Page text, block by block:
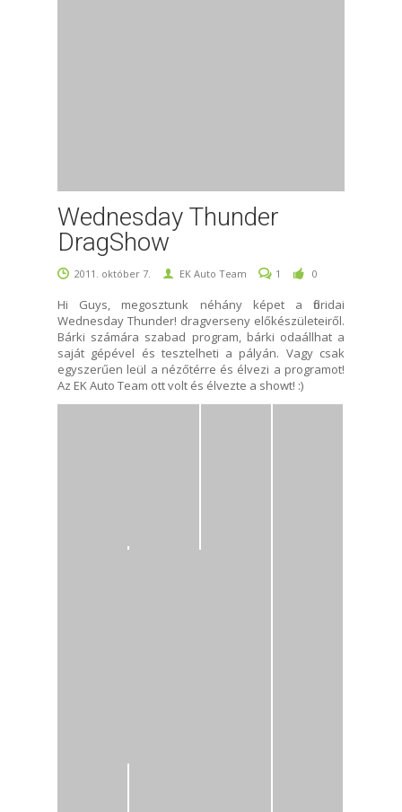
Wednesday Thunder
DragShow
2011. október 7. EK Auto Team 1 0
Hi Guys, megosztunk néhány képet a floridai
Wednesday Thunder! dragverseny előkészületeiről.
Bárki számára szabad program, bárki odaállhat a
saját gépével és tesztelheti a pályán. Vagy csak
egyszerűen leül a nézőtérre és élvezi a programot!
Az EK Auto Team ott volt és élvezte a showt! :)